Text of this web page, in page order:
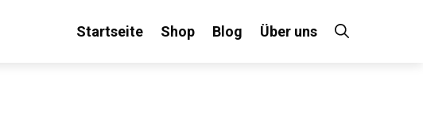
Startseite Shop Blog Über uns